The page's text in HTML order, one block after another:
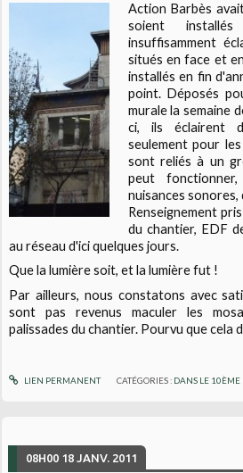
Action Barbès
soient
insuffisamment
situés en face et
installés en fin
point. Déposés
murale la semaine
ci, ils éclairent
seulement pour
sont reliés à un
peut
nuisances sonores,
Renseignement
du chantier, EDF
au réseau d'ici quelques jours.
Que la lumière soit, et la lumière fut !
Par ailleurs, nous constatons avec
sont pas revenus maculer les
palissades du chantier. Pourvu que cela
LIEN PERMANENT CATÉGORIES : DANS LE 10ÈME
08H00 18 JANV. 2011